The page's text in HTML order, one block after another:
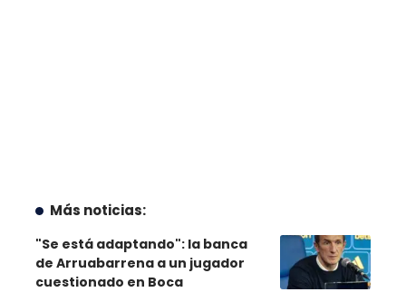
Más noticias:
"Se está adaptando": la banca
de Arruabarrena a un jugador
cuestionado en Boca